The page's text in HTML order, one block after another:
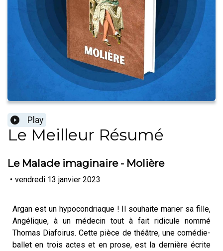
Play
Le Meilleur Résumé
Le Malade imaginaire - Molière
• vendredi 13 janvier 2023
Argan est un hypocondriaque ! Il souhaite marier sa fille,
Angélique, à un médecin tout à fait ridicule nommé
Thomas Diafoirus. Cette pièce de théâtre, une comédie-
ballet en trois actes et en prose, est la dernière écrite